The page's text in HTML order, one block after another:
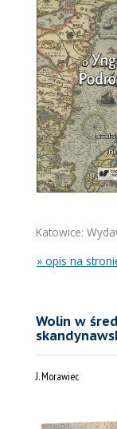
Katowice:
» opis na
Wolin w
J. Morawiec